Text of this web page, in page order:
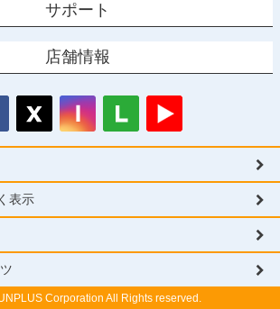
サポート
店舗情報
表示
Corporation All Rights reserved.